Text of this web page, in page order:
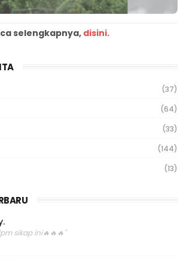
selengkapnya, disini.
(37)
(64)
(33)
(144)
(13)
sikap ini🔥🔥🔥"